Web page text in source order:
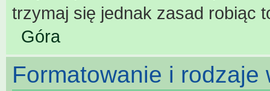
trzymaj się jednak zasad robiąc
Góra
Formatowanie i rodzaje